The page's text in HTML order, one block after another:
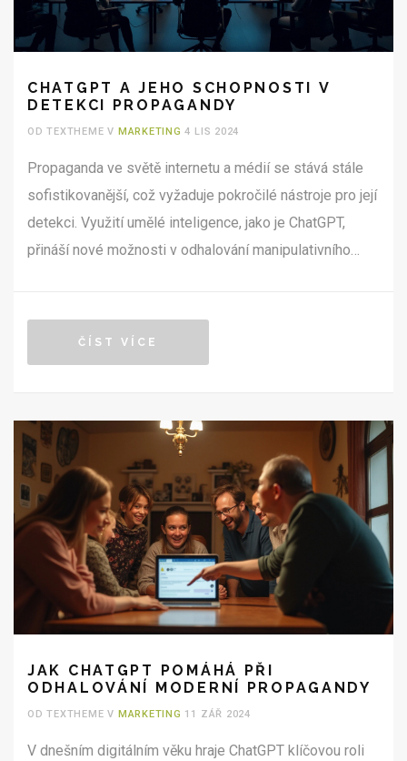
CHATGPT A JEHO SCHOPNOSTI V
DETEKCI PROPAGANDY
OD TEXTHEME V MARKETING 4 LIS 2024
Propaganda ve světě internetu a médií se stává stále
sofistikovanější, což vyžaduje pokročilé nástroje pro její
detekci. Využití umělé inteligence, jako je ChatGPT,
přináší nové možnosti v odhalování manipulativního
při boji proti dezinformacím. Zjistíme také, jaký je
ČÍST VÍCE
JAK CHATGPT POMÁHÁ PŘI
ODHALOVÁNÍ MODERNÍ PROPAGANDY
OD TEXTHEME V MARKETING 11 ZÁŘ 2024
V dnešním digitálním věku hraje ChatGPT klíčovou roli